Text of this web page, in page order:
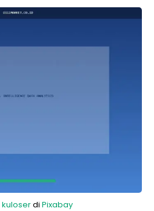
kuloserdi Pixabay